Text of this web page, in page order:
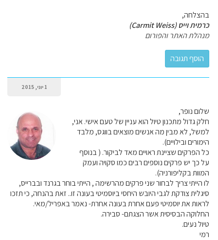
בהצלחה,
כרמית וייס (Carmit Weiss)
מנהלת האתר והפורום
1 יוני, 2015
שלום נופר,
חלק גדול מתכנון טיול הוא עניין של טעם אישי. אני,
למשל, לא מבין מה אנשים מוצאים בווגס, מלבד
הימורים ובילויים).
כל הפרקים שציינת ראויים מאד לביקור. ( בנוסף
על כך יש פרקים נוספים רבים כמו סקויה ועמק
המוות בקליפורניה).
לו הייתי צריך לבחור שני פרקים מהרשימה , הייתי בוחר בגרנד ובברייס,
סיגלית צודקת לגבי היובש היחסי ביוסמיטי בעונה זו.. זאת בהנחה, כי תזכו
לראות את יוסמיטי פעם אחרת בעונה אחרת- נאמר באפריל/מאי.
החלוקה הבסיסית אשר הצגתם- סבירה.
טיול נעים.
רמי